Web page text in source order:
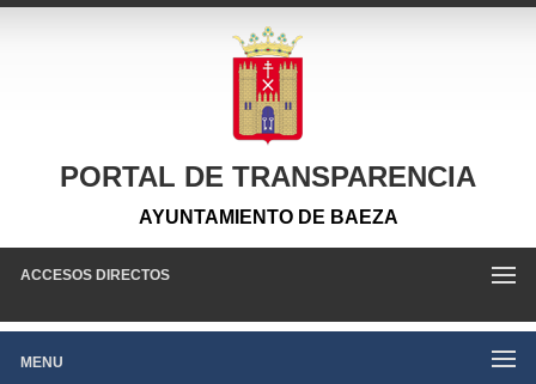
PORTAL DE TRANSPARENCIA
AYUNTAMIENTO DE BAEZA
ACCESOS DIRECTOS
MENU